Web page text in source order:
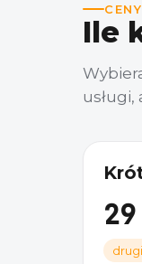
CENY
Ile